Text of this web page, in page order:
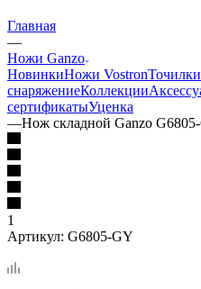
Главная
—
Ножи Ganzo
НовинкиНожи VostronТочилки
снаряжениеКоллекции
сертификатыУценка
—Нож складной Ganzo
1
Артикул: G6805-GY